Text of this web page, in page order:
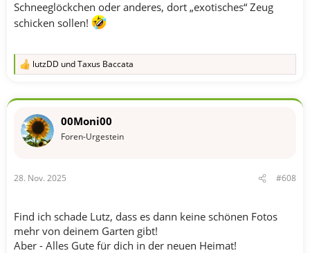
Schneeglöckchen oder anderes, dort „exotisches“ Zeug
schicken sollen!
R
k
o
:
lutzDD undTaxus Baccata
00Moni00
Foren-Urgestein
28. Nov. 2025 #608
Find ich schade Lutz, dass es dann keine schönen Fotos
mehr von deinem Garten gibt!
Aber - Alles Gute für dich in der neuen Heimat!